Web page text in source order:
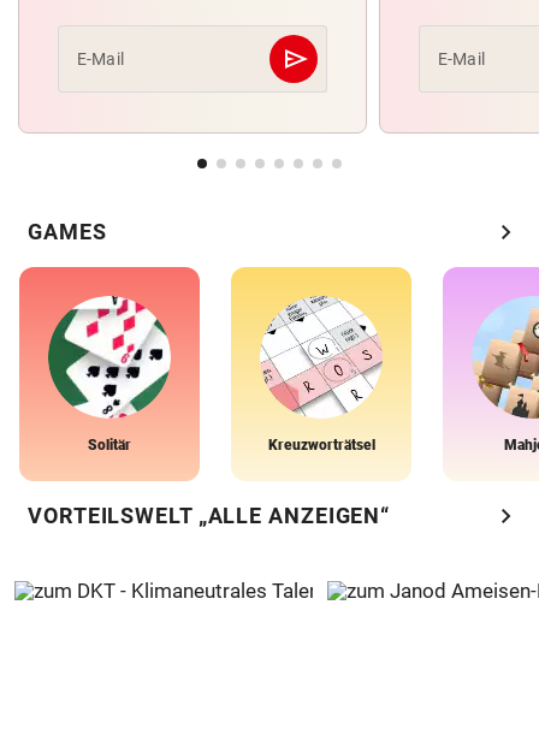
E-Mail send
Abschicken E-Mail
GAMES chevron_right
Solitär Kreuzworträtsel
VORTEILSWELT „ALLE ANZEIGEN“ chevron_right